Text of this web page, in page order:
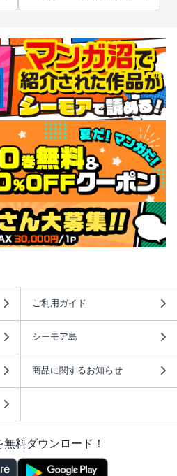
ご利用ガイド
シーモア島
商品に関するお知らせ
料ダウンロード！